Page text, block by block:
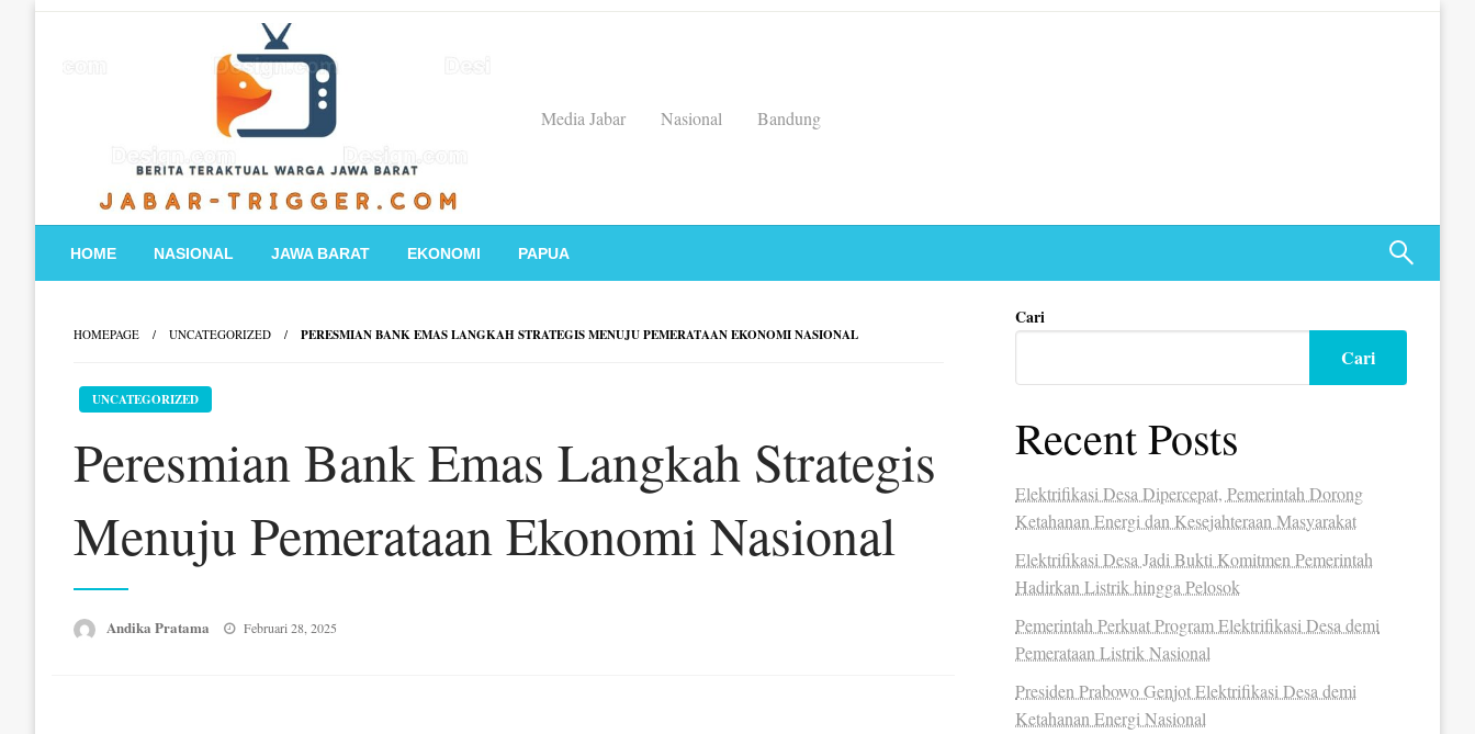
Media Jabar
Nasional Bandung
HOME NASIONAL JAWA BARAT EKONOMI PAPUA
HOMEPAGE UNCATEGORIZED PERESMIAN BANK EMAS LANGKAH STRATEGIS MENUJU PEMERATAAN EKONOMI NASIONAL
UNCATEGORIZED
Peresmian Bank Emas Langkah Strategis
Menuju Pemerataan Ekonomi Nasional
Andika Pratama
Posted
Februari 28, 2025
Cari
Cari
Recent Posts
Elektrifikasi Desa Dipercepat, Pemerintah Dorong
Ketahanan Energi dan Kesejahteraan Masyarakat
Elektrifikasi Desa Jadi Bukti Komitmen Pemerintah
Hadirkan Listrik hingga Pelosok
Pemerintah Perkuat Program Elektrifikasi Desa demi
Pemerataan Listrik Nasional
Presiden Prabowo Genjot Elektrifikasi Desa demi
Ketahanan Energi Nasional